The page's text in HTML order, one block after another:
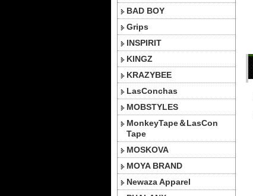
BAD BOY
Grips
INSPIRIT
KINGZ
KRAZYBEE
LasConchas
MOBSTYLES
MonkeyTape＆LasCon
Tape
MOSKOVA
MOYA BRAND
Newaza Apparel